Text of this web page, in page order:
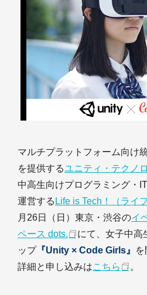
マルチプラットフォーム向け
を提供するユニティ・テクノ
中高生向けプログラミング・
運営する Life is Tech！（ライ
月26日（日）東京・渋谷のイ
ペース dots.
にて、女子中高
ップ『Unity × Code Girls』
を
詳細と申し込みはこちら 。